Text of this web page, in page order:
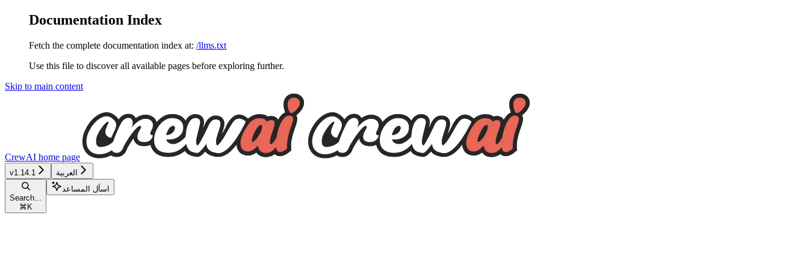
Documentation Index
Fetch the complete documentation index at: /llms.txt
Use this file to discover all available pages before exploring further.
Skip to main content
CrewAI home page
v1.14.1 العربية
Search...
⌘ K
اسأل المساعد